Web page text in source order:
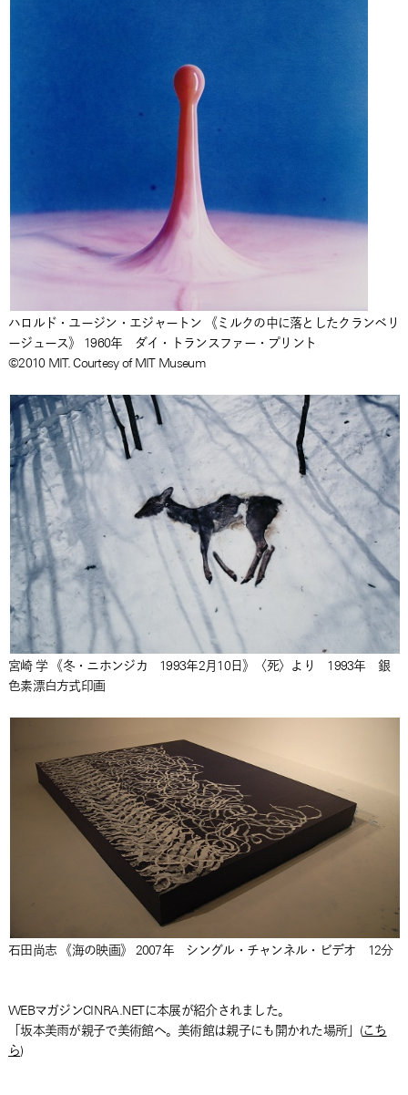
ハロルド・ユージン・エジャートン 《ミルクの中に落としたクランベリ
ージュース》 1960年 ダイ・トランスファー・プリント
©2010 MIT. Courtesy of MIT Museum
宮崎 学 《冬・ニホンジカ 1993年2月10日》〈死〉より 1993年 銀
色素漂白方式印画
石田尚志 《海の映画》 2007年 シングル・チャンネル・ビデオ 12分
WEBマガジンCINRA.NETに本展が紹介されました。
「坂本美雨が親子で美術館へ。美術館は親子にも開かれた場所」(こち
ら)